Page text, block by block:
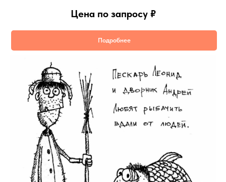
Цена по запросу ₽
Подробнее